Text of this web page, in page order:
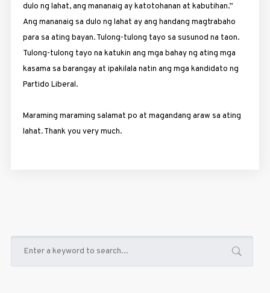
dulo ng lahat, ang mananaig ay katotohanan at kabutihan.”
Ang mananaig sa dulo ng lahat ay ang handang magtrabaho
para sa ating bayan. Tulong-tulong tayo sa susunod na taon.
Tulong-tulong tayo na katukin ang mga bahay ng ating mga
kasama sa barangay at ipakilala natin ang mga kandidato ng
Partido Liberal.
Maraming maraming salamat po at magandang araw sa ating
lahat. Thank you very much.